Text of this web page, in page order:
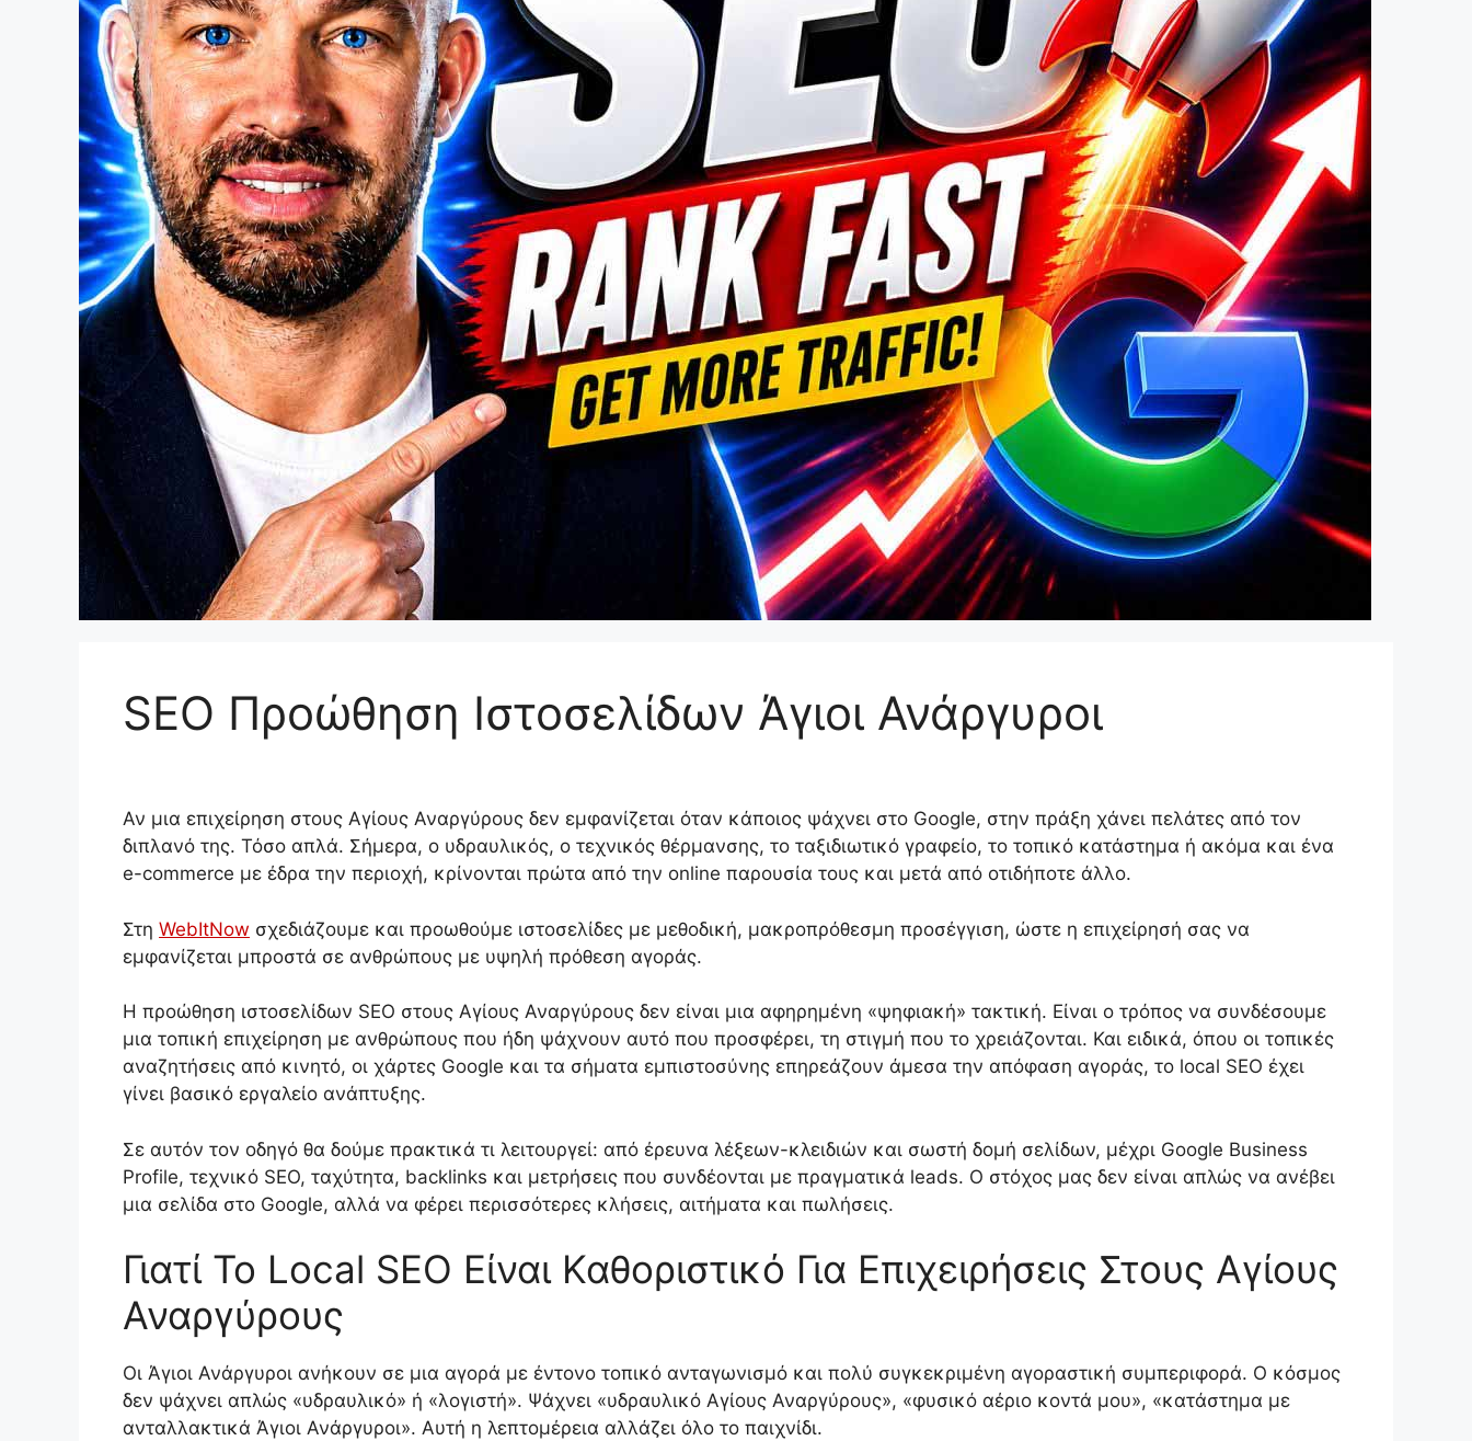
SEO Προώθηση Ιστοσελίδων Άγιοι Ανάργυροι
Αν μια επιχείρηση στους Αγίους Αναργύρους δεν εμφανίζεται όταν κάποιος ψάχνει στο Google, στην πράξη χάνει πελάτες από τον
διπλανό της. Τόσο απλά. Σήμερα, ο υδραυλικός, ο τεχνικός θέρμανσης, το ταξιδιωτικό γραφείο, το τοπικό κατάστημα ή ακόμα και ένα
e-commerce με έδρα την περιοχή, κρίνονται πρώτα από την online παρουσία τους και μετά από οτιδήποτε άλλο.
Στη WebItNow σχεδιάζουμε και προωθούμε ιστοσελίδες με μεθοδική, μακροπρόθεσμη προσέγγιση, ώστε η επιχείρησή σας να
εμφανίζεται μπροστά σε ανθρώπους με υψηλή πρόθεση αγοράς.
Η προώθηση ιστοσελίδων SEO στους Αγίους Αναργύρους δεν είναι μια αφηρημένη «ψηφιακή» τακτική. Είναι ο τρόπος να συνδέσουμε
μια τοπική επιχείρηση με ανθρώπους που ήδη ψάχνουν αυτό που προσφέρει, τη στιγμή που το χρειάζονται. Και ειδικά, όπου οι τοπικές
αναζητήσεις από κινητό, οι χάρτες Google και τα σήματα εμπιστοσύνης επηρεάζουν άμεσα την απόφαση αγοράς, το local SEO έχει
γίνει βασικό εργαλείο ανάπτυξης.
Σε αυτόν τον οδηγό θα δούμε πρακτικά τι λειτουργεί: από έρευνα λέξεων-κλειδιών και σωστή δομή σελίδων, μέχρι Google Business
Profile, τεχνικό SEO, ταχύτητα, backlinks και μετρήσεις που συνδέονται με πραγματικά leads. Ο στόχος μας δεν είναι απλώς να ανέβει
μια σελίδα στο Google, αλλά να φέρει περισσότερες κλήσεις, αιτήματα και πωλήσεις.
Γιατί Το Local SEO Είναι Καθοριστικό Για Επιχειρήσεις Στους Αγίους
Αναργύρους
Οι Άγιοι Ανάργυροι ανήκουν σε μια αγορά με έντονο τοπικό ανταγωνισμό και πολύ συγκεκριμένη αγοραστική συμπεριφορά. Ο κόσμος
δεν ψάχνει απλώς «υδραυλικό» ή «λογιστή». Ψάχνει «υδραυλικό Αγίους Αναργύρους», «φυσικό αέριο κοντά μου», «κατάστημα με
ανταλλακτικά Άγιοι Ανάργυροι». Αυτή η λεπτομέρεια αλλάζει όλο το παιχνίδι.